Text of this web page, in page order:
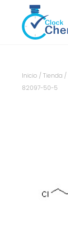
Inicio / Tienda /
82097-50-5